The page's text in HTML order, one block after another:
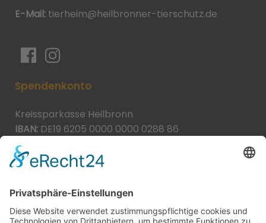
E-Mail: tierheim@heilbronner-tierschutz.de
Spendenkonto
Kreissparkasse Heilbronn
IBAN: DE19 6205 0000 0000 0288 86
BIC:
Spende direkt via PayPal
JETZT SPENDEN